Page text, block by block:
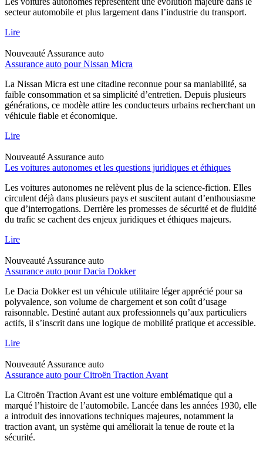
secteur automobile et plus largement dans l’industrie du transport.
Lire
Nouveauté Assurance auto
Assurance auto pour Nissan Micra
La Nissan Micra est une citadine reconnue pour sa maniabilité, sa
faible consommation et sa simplicité d’entretien. Depuis plusieurs
générations, ce modèle attire les conducteurs urbains recherchant un
véhicule fiable et économique.
Lire
Nouveauté Assurance auto
Les voitures autonomes et les questions juridiques et éthiques
Les voitures autonomes ne relèvent plus de la science-fiction. Elles
circulent déjà dans plusieurs pays et suscitent autant d’enthousiasme
que d’interrogations. Derrière les promesses de sécurité et de fluidité
du trafic se cachent des enjeux juridiques et éthiques majeurs.
Lire
Nouveauté Assurance auto
Assurance auto pour Dacia Dokker
Le Dacia Dokker est un véhicule utilitaire léger apprécié pour sa
polyvalence, son volume de chargement et son coût d’usage
raisonnable. Destiné autant aux professionnels qu’aux particuliers
actifs, il s’inscrit dans une logique de mobilité pratique et accessible.
Lire
Nouveauté Assurance auto
Assurance auto pour Citroën Traction Avant
La Citroën Traction Avant est une voiture emblématique qui a
marqué l’histoire de l’automobile. Lancée dans les années 1930, elle
a introduit des innovations techniques majeures, notamment la
traction avant, un système qui améliorait la tenue de route et la
sécurité.